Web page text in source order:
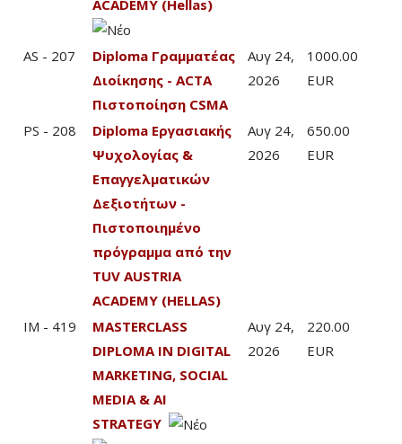
ACADEMY (Hellas)
AS - 207
Diploma Γραμματέας
Διοίκησης - ACTA
Πιστοποίηση CSMA
Αυγ 24,
2026
1000.00
EUR
PS - 208
Diploma Εργασιακής
Ψυχολογίας &
Επαγγελματικών
Δεξιοτήτων -
Πιστοποιημένο
πρόγραμμα από την
TUV AUSTRIA
ACADEMY (HELLAS)
Αυγ 24,
2026
650.00
EUR
IM - 419
MASTERCLASS
DIPLOMA IN DIGITAL
MARKETING, SOCIAL
MEDIA & AI
STRATEGY
Αυγ 24,
2026
220.00
EUR